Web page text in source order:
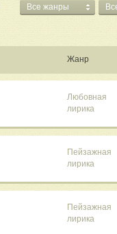
Все жанры
Жанр
Любовная
лирика
Пейзажная
лирика
Пейзажная
лирика